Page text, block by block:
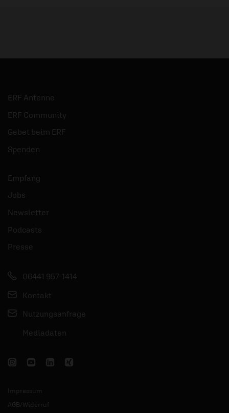
ERF Antenne
ERF Community
Gebet beim ERF
Spenden
Empfang
Jobs
Newsletter
Podcasts
Presse
06441 957-1414
Kontakt
Nutzungsanfrage
Mediadaten
Impressum
AGB/Widerruf